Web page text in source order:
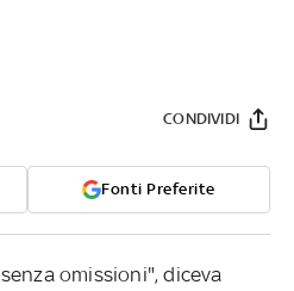
Fonti Preferite
CONDIVIDI
omissioni", diceva